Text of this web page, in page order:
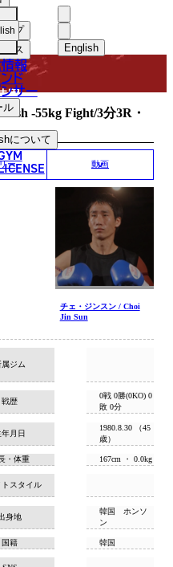
中文（繁體
العربية
ップ
ース
報
ド
サー
ル
について
English
果
-55kg Fight/3分3R・
ー 動画
チェ・ジンスン / Choi
Jin Sun
属ジム
戦歴
0戦 0勝(0KO) 0
敗 0分
年月日
1980.8.30 （45
歳）
・体重 167cm ・ 0.0kg
トスタイル
身地
韓国 ホンソ
ン
国籍 韓国